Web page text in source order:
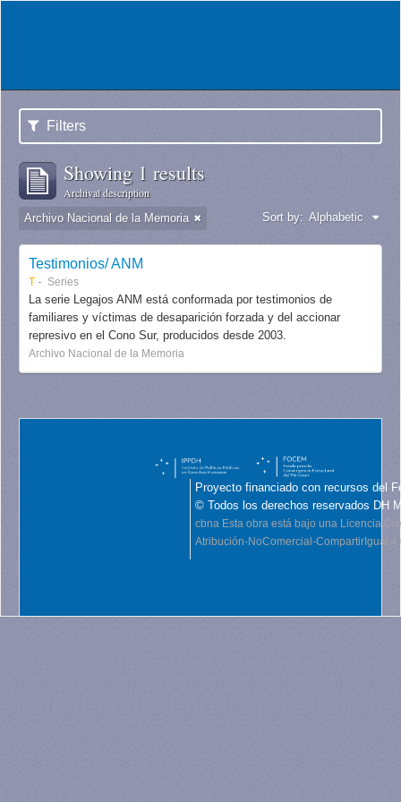
Filters
Showing 1 results
Archival description
Archivo Nacional de la Memoria Sort by: Alphabetic
Testimonios/ ANM
T Series
La serie Legajos ANM está conformada por testimonios de
familiares y víctimas de desaparición forzada y del accionar
represivo en el Cono Sur, producidos desde 2003.
Archivo Nacional de la Memoria
Proyecto financiado con recursos del
© Todos los derechos reservados DH
cbna Esta obra está bajo una Licencia
Atribución-NoComercial-CompartirIgual